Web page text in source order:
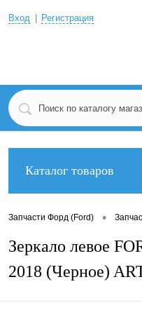
Вход Регистрация
Каталог товаров
Запчасти Форд (Ford) •
Зеркало левое
2018 (Черное)